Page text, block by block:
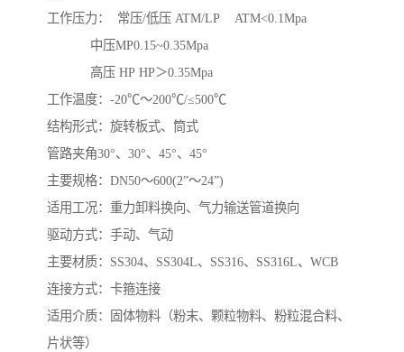
工作压力： 常压/低压 ATM/LP ATM<0.1Mpa
中压MP0.15~0.35Mpa
高压 HP HP＞0.35Mpa
工作温度：-20℃～200℃/≤500℃
结构形式：旋转板式、筒式
管路夹角30°、30°、45°、45°
主要规格：DN50～600(2”～24”)
适用工况：重力卸料换向、气力输送管道换向
驱动方式：手动、气动
主要材质：SS304、SS304L、SS316、SS316L、WCB
连接方式：卡箍连接
适用介质：固体物料（粉末、颗粒物料、粉粒混合料、
片状等）